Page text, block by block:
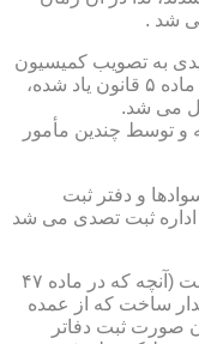
شد .
جدیدی به تصویب كمیسیون
عدلیه مجلس شورای ملی رسید كه مطابق ماده ۵ قانون یاد شده،
می شد.
و توسط چندین مأمور
و دفتر ثبت
اداره ثبت تصدی می شد
قانون یاد شده، در شرح وظائف مباشرین ثبت (آنچه كه در ماده ۴۷
ساخت كه از عمده
صورت ثبت دفاتر